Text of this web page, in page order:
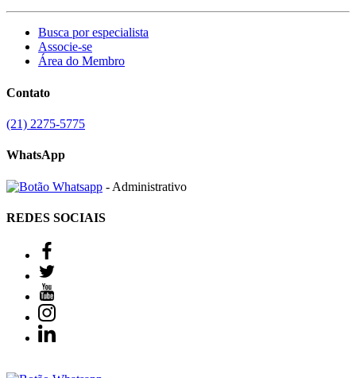
Busca por especialista
Associe-se
Área do Membro
Contato
(21) 2275-5775
WhatsApp
- Administrativo
REDES SOCIAIS